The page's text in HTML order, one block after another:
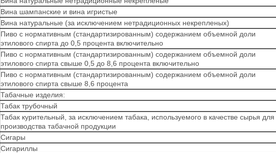
Вина шампанские и вина игристые
Вина натуральные (за исключением нетрадиционных некрепленых)
Пиво с нормативным (стандартизированным) содержанием объемной доли
этилового спирта до 0,5 процента включительно
Пиво с нормативным (стандартизированным) содержанием объемной доли
этилового спирта свыше 0,5 до 8,6 процента включительно
Пиво с нормативным (стандартизированным) содержанием объемной доли
этилового спирта свыше 8,6 процента
Табачные изделия:
Табак трубочный
Табак курительный, за исключением табака, используемого в качестве сырья для
производства табачной продукции
Сигары
Сигариллы